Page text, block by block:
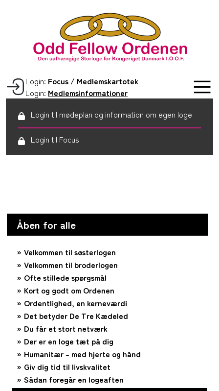
Login: Focus / Medlemskartotek
Login: Medlemsinformationer
Login til mødeplan og information om egen loge
Login til Focus
Åben for alle
Velkommen til søsterlogen
Velkommen til broderlogen
Ofte stillede spørgsmål
Kort og godt om Ordenen
Ordentlighed, en kerneværdi
Det betyder De Tre Kædeled
Du får et stort netværk
Der er en loge tæt på dig
Humanitær – med hjerte og hånd
Giv dig tid til livskvalitet
Sådan foregår en logeaften